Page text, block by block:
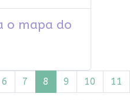
o mapa do
6 7 8 9 10 11